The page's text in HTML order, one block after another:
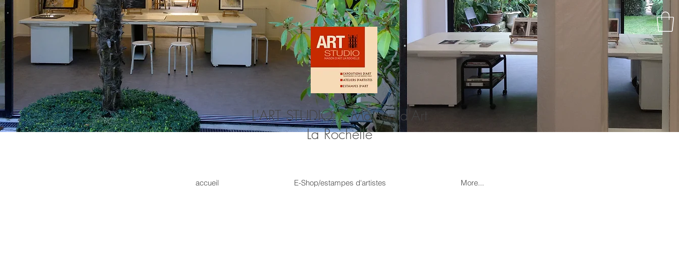
L'ART STUDIO / Maison d'Art
La Rochelle
accueil E-Shop/estampes d'artistes More...